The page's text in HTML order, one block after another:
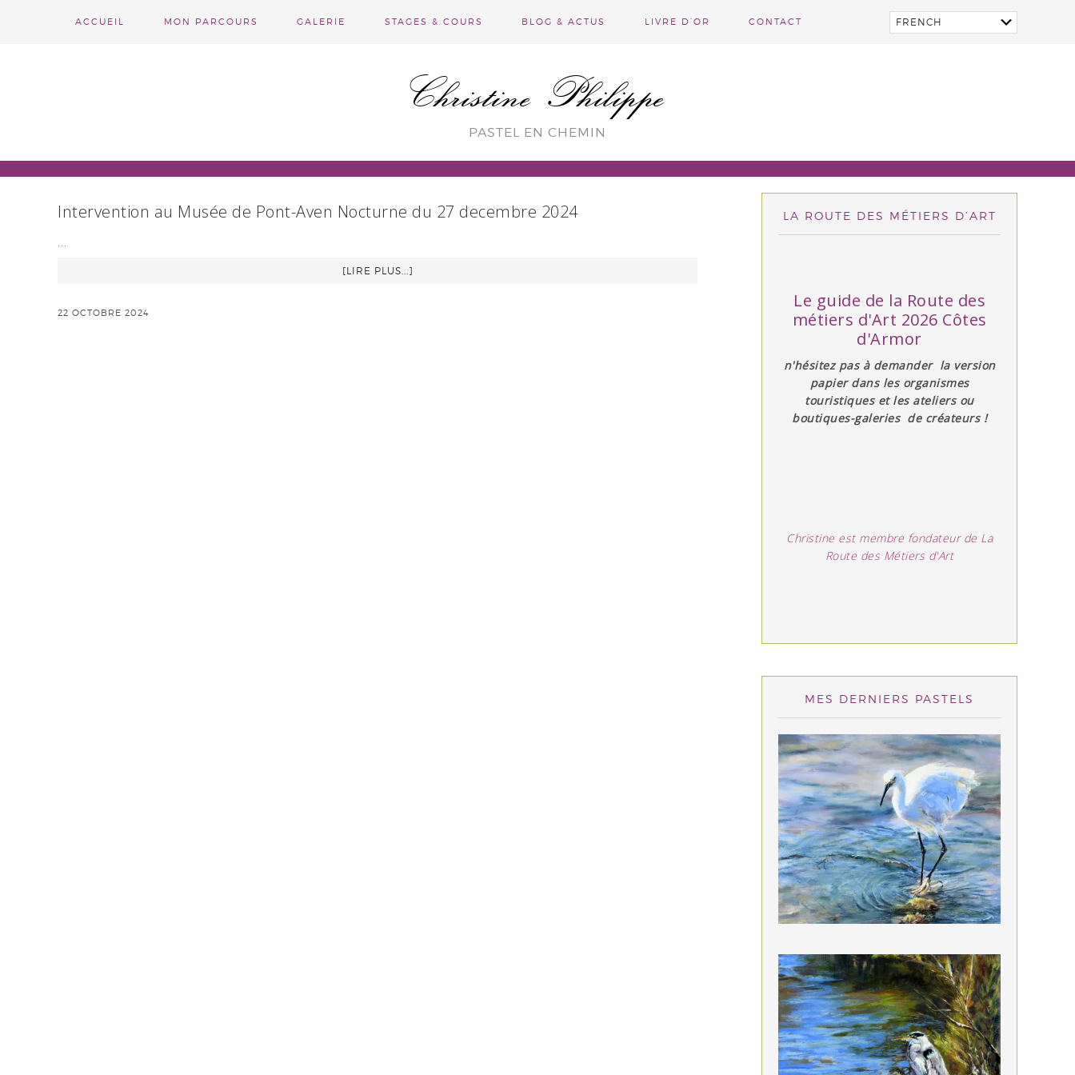
ACCUEIL MON PARCOURS GALERIE STAGES & COURS BLOG & ACTUS LIVRE D’OR CONTACT
Christine Philippe
PASTEL EN CHEMIN
Intervention au Musée de Pont-Aven Nocturne du 27 decembre 2024
…
[LIRE PLUS...]
22 OCTOBRE 2024
LA ROUTE DES MÉTIERS D’ART
Le guide de la Route des
métiers d'Art 2026 Côtes
d'Armor
n'hésitez pas à demander la version
papier dans les organismes
touristiques et les ateliers ou
boutiques-galeries de créateurs !
Christine est membre fondateur de La
Route des Métiers d'Art
MES DERNIERS PASTELS